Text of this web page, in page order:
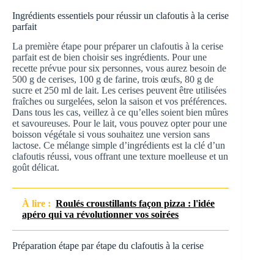
Ingrédients essentiels pour réussir un clafoutis à la cerise
parfait
La première étape pour préparer un clafoutis à la cerise
parfait est de bien choisir ses ingrédients. Pour une
recette prévue pour six personnes, vous aurez besoin de
500 g de cerises, 100 g de farine, trois œufs, 80 g de
sucre et 250 ml de lait. Les cerises peuvent être utilisées
fraîches ou surgelées, selon la saison et vos préférences.
Dans tous les cas, veillez à ce qu’elles soient bien mûres
et savoureuses. Pour le lait, vous pouvez opter pour une
boisson végétale si vous souhaitez une version sans
lactose. Ce mélange simple d’ingrédients est la clé d’un
clafoutis réussi, vous offrant une texture moelleuse et un
goût délicat.
À lire : Roulés croustillants façon pizza : l'idée
apéro qui va révolutionner vos soirées
Préparation étape par étape du clafoutis à la cerise